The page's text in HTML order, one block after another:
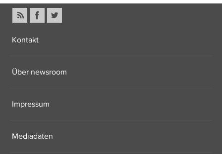
Kontakt
Über newsroom
Impressum
Mediadaten